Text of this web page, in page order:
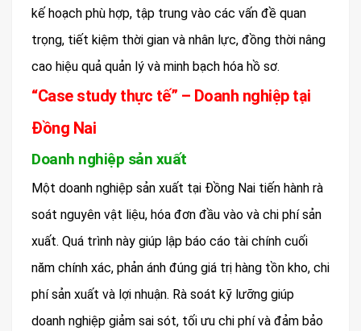
kế hoạch phù hợp, tập trung vào các vấn đề quan
trọng, tiết kiệm thời gian và nhân lực, đồng thời nâng
cao hiệu quả quản lý và minh bạch hóa hồ sơ.
“Case study thực tế” – Doanh nghiệp tại
Đồng Nai
Doanh nghiệp sản xuất
Một doanh nghiệp sản xuất tại Đồng Nai tiến hành rà
soát nguyên vật liệu, hóa đơn đầu vào và chi phí sản
xuất. Quá trình này giúp lập báo cáo tài chính cuối
năm chính xác, phản ánh đúng giá trị hàng tồn kho, chi
phí sản xuất và lợi nhuận. Rà soát kỹ lưỡng giúp
doanh nghiệp giảm sai sót, tối ưu chi phí và đảm bảo